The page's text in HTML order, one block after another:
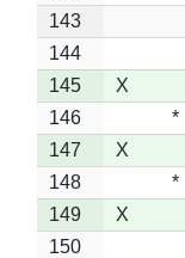
143
144
145
X
146
*
147
X
148
*
149
X
150